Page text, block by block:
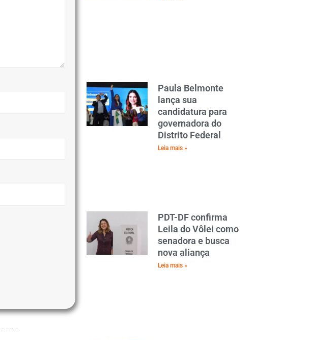
Paula Belmonte
lança sua
candidatura para
governadora do
Distrito Federal
Leia mais »
PDT-DF confirma
Leila do Vôlei como
senadora e busca
nova aliança
Leia mais »